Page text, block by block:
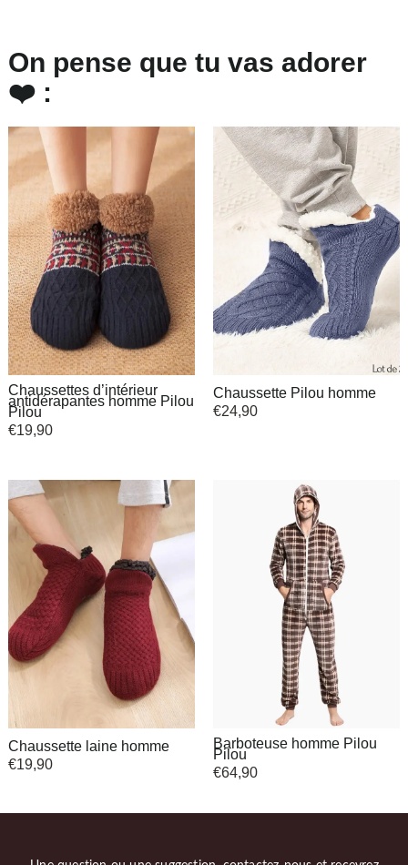
On pense que tu vas adorer
❤️ :
Chaussettes d’intérieur
antidérapantes homme Pilou
Pilou
€19,90
Chaussette Pilou homme
€24,90
Chaussette laine homme
€19,90
Barboteuse homme Pilou
Pilou
€64,90